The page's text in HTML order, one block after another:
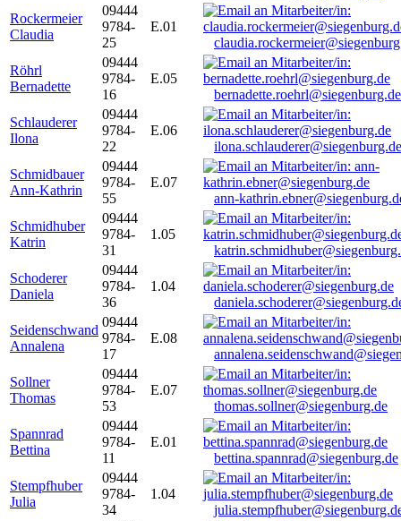
Rockermeier
Claudia
09444
9784-
25
E.01
Röhrl
Bernadette
09444
9784-
16
E.05
bernadette.roehrl@siegenburg.de
Schlauderer
Ilona
09444
9784-
22
E.06
ilona.schlauderer@siegenburg.de
Schmidbauer
Ann-Kathrin
09444
9784-
55
E.07
ann-
Schmidhuber
Katrin
09444
9784-
31
1.05
Schoderer
Daniela
09444
9784-
36
1.04
Seidenschwand
Annalena
09444
9784-
17
E.08
Sollner
Thomas
09444
9784-
53
E.07
thomas.sollner@siegenburg.de
Spannrad
Bettina
09444
9784-
11
E.01
bettina.spannrad@siegenburg.de
Stempfhuber
Julia
09444
9784-
34
1.04